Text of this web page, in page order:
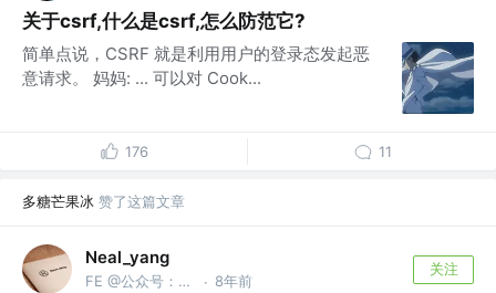
关于csrf,什么是csrf,怎么防范它?
简单点说，CSRF 就是利用用户的登录态发起恶
意请求。 妈妈: ... 可以对 Cook...
176 11
多糖芒果冰 赞了这篇文章
Neal_yang
FE @公众号：全栈前端精选 · 8年前
关注